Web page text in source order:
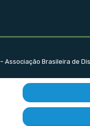
Associação Brasileira de